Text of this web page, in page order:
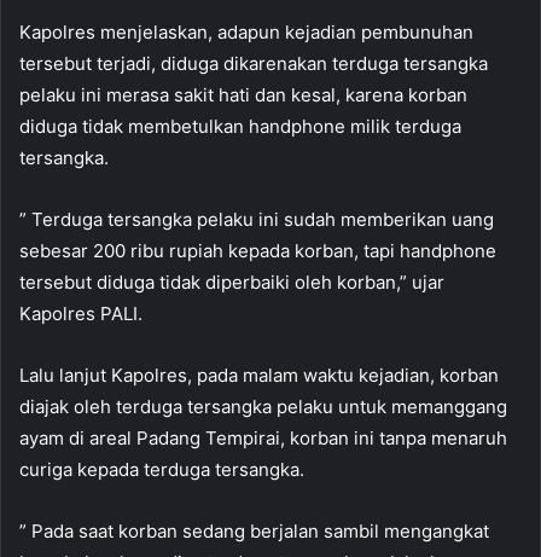
Kapolres menjelaskan, adapun kejadian pembunuhan
tersebut terjadi, diduga dikarenakan terduga tersangka
pelaku ini merasa sakit hati dan kesal, karena korban
diduga tidak membetulkan handphone milik terduga
tersangka.
” Terduga tersangka pelaku ini sudah memberikan uang
sebesar 200 ribu rupiah kepada korban, tapi handphone
tersebut diduga tidak diperbaiki oleh korban,” ujar
Kapolres PALI.
Lalu lanjut Kapolres, pada malam waktu kejadian, korban
diajak oleh terduga tersangka pelaku untuk memanggang
ayam di areal Padang Tempirai, korban ini tanpa menaruh
curiga kepada terduga tersangka.
” Pada saat korban sedang berjalan sambil mengangkat